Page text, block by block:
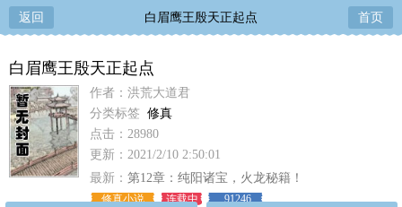
返回 白眉鹰王殷天正起点 首页
白眉鹰王殷天正起点
作者：洪荒大道君
分类标签 修真
点击：28980
更新：2021/2/10 2:50:01
最新： 第12章：纯阳诸宝，火龙秘籍！
修真小说 连载中
91246